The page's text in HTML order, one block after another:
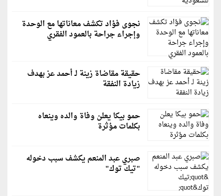
نجوى فؤاد تكشف معاناتها مع الوحدة
وإجراء جراحة بالعمود الفقري
حقيقة مقاضاة زينة لـ أحمد عز بهدف
زيادة النفقة
حمو بيكا يعلن وفاة والده وينعاه
بكلمات مؤثرة
صبري عبد المنعم يكشف سبب دخوله
"تيك توك"